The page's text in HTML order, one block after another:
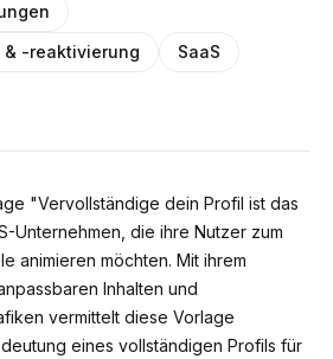
& -reaktivierung
SaaS
"Vervollständige dein Profil ist das
Unternehmen, die ihre Nutzer zum
animieren möchten. Mit ihrem
Inhalten und
vermittelt diese Vorlage
eines vollständigen Profils für